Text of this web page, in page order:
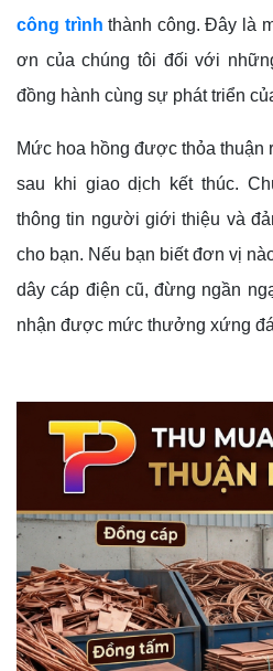
công trình thành công. Đây là
ơn của chúng tôi đối với
đồng hành cùng sự phát triển
Mức hoa hồng được thỏa thuận
sau khi giao dịch kết thúc.
thông tin người giới thiệu và
cho bạn. Nếu bạn biết đơn vị
dây cáp điện cũ, đừng ngần
nhận được mức thưởng xứng